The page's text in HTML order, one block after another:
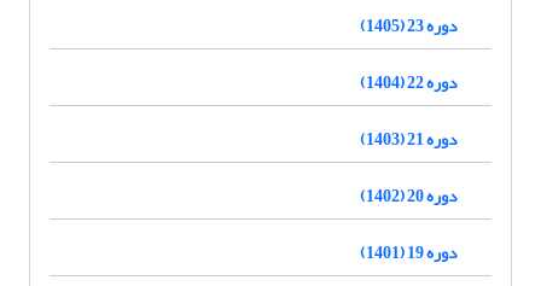
دوره 23 (1405)
دوره 22 (1404)
دوره 21 (1403)
دوره 20 (1402)
دوره 19 (1401)